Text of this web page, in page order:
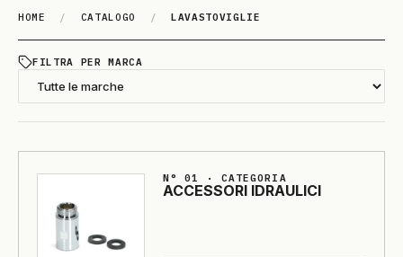
HOME / CATALOGO / LAVASTOVIGLIE
LA­VASTO­VI­GLIE
FILTRA PER MARCA
N° 01 · CATEGORIA
ACCESSO­RI I­DRAU­LI­CI